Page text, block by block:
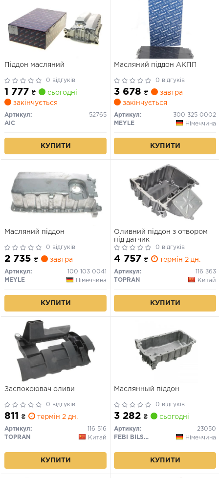
Піддон масляний
0 відгуків
1 777 ₴
сьогодні
закінчується
Артикул:
52765
AIC
КУПИТИ
Масляний піддон АКПП
0 відгуків
3 678 ₴
завтра
закінчується
Артикул:
300 325 0002
MEYLE
Німеччина
КУПИТИ
Масляний піддон
0 відгуків
2 735 ₴ завтра
Артикул:
100 103 0041
MEYLE
Німеччина
КУПИТИ
Оливний піддон з отвором
під датчик
0 відгуків
4 757 ₴ термін 2 дн.
Артикул:
116 363
TOPRAN
Китай
КУПИТИ
Заспокоювач оливи
0 відгуків
811 ₴ термін 2 дн.
Артикул:
116 516
TOPRAN
Китай
КУПИТИ
Маслянный піддон
0 відгуків
3 282 ₴ сьогодні
Артикул:
23050
FEBI BILSTEIN
Німеччина
КУПИТИ